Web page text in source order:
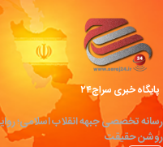
پایگاه خبری سراج۲۴
رسانه تخصصی جبهه انقلاب اسلامی؛
روشن حقیقت